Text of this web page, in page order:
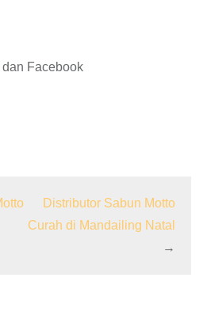
dan Facebook
Distributor Sabun Motto
Curah di Mandailing Natal
→